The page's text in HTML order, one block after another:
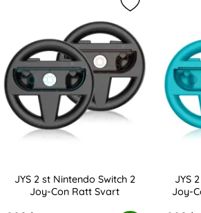
JYS 2 st Nintendo Switch 2
Joy-Con Ratt Svart
Markera jYS
JYS
Joy-